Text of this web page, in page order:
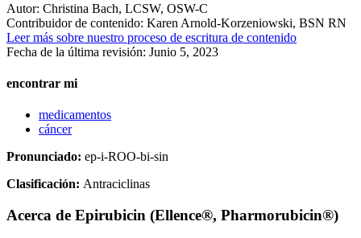
Autor: Christina Bach, LCSW, OSW-C
Contribuidor de contenido: Karen Arnold-Korzeniowski, BSN RN
Leer más sobre nuestro proceso de escritura de contenido
Fecha de la última revisión: Junio 5, 2023
encontrar mi
medicamentos
cáncer
Pronunciado: ep-i-ROO-bi-sin
Clasificación: Antraciclinas
Acerca de Epirubicin (Ellence®, Pharmorubicin®)